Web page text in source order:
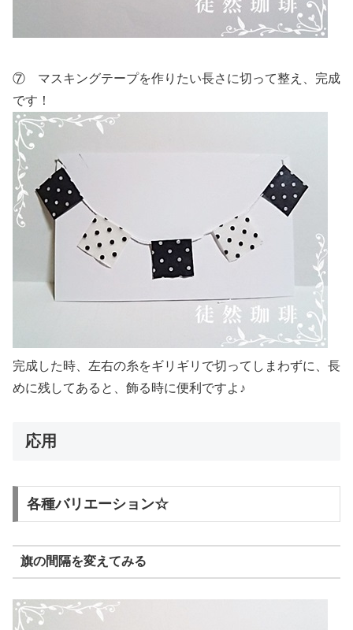
⑦ マスキングテープを作りたい長さに切って整え、完成
です！
完成した時、左右の糸をギリギリで切ってしまわずに、長
めに残してあると、飾る時に便利ですよ♪
応用
各種バリエーション☆
旗の間隔を変えてみる